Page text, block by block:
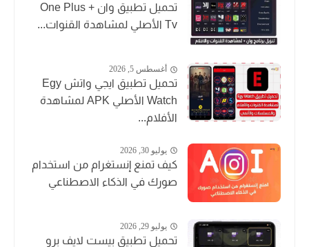
تحميل تطبيق وان + One Plus
Tv الأصلي لمشاهدة القنوات...
أغسطس 5, 2026
تحميل تطبيق ايجي واتش Egy
Watch الأصلي APK لمشاهدة
الأفلام...
يوليو 30, 2026
كيف تمنع إنستغرام من استخدام
صورك في الذكاء الاصطناعي
يوليو 29, 2026
تحميل تطبيق بيست لايف برو